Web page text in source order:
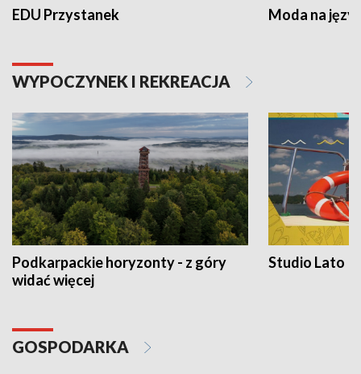
EDU Przystanek Moda na
WYPOCZYNEK I REKREACJA
Podkarpackie horyzonty - z góry
widać więcej
Studio Lato
GOSPODARKA